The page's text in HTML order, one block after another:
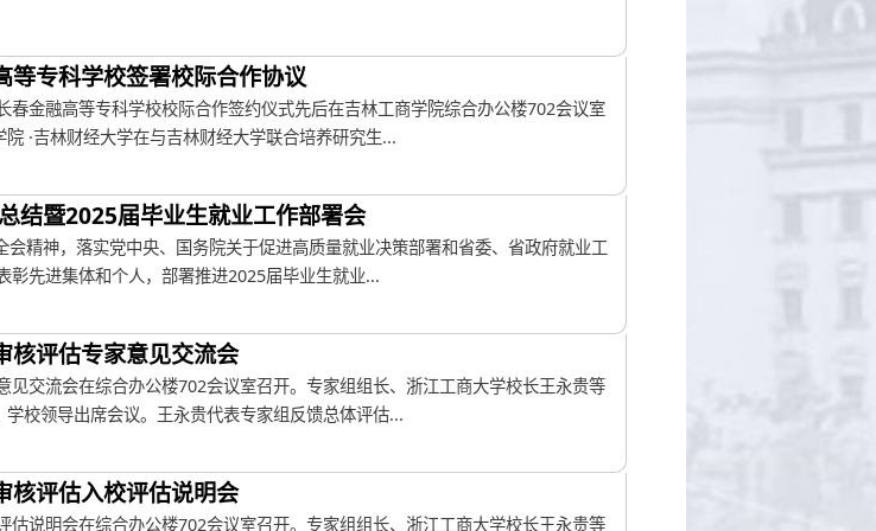
等专科学校签署校际合作协议
春金融高等专科学校校际合作签约仪式先后在吉林工商学院综合办公楼702会议室
·吉林财经大学在与吉林财经大学联合培养研究生...
结暨2025届毕业生就业工作部署会
精神，落实党中央、国务院关于促进高质量就业决策部署和省委、省政府就业工
先进集体和个人，部署推进2025届毕业生就业...
核评估专家意见交流会
见交流会在综合办公楼702会议室召开。专家组组长、浙江工商大学校长王永贵等
校领导出席会议。王永贵代表专家组反馈总体评估...
核评估入校评估说明会
估说明会在综合办公楼702会议室召开。专家组组长、浙江工商大学校长王永贵等